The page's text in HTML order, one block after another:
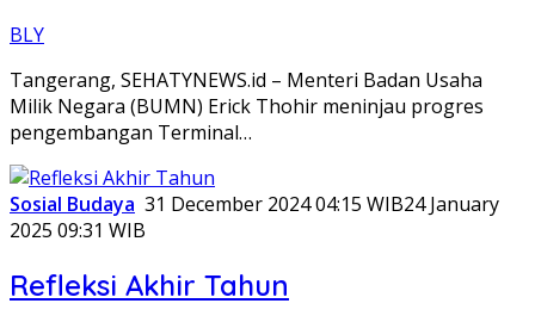
BLY
Tangerang, SEHATYNEWS.id – Menteri Badan Usaha
Milik Negara (BUMN) Erick Thohir meninjau progres
pengembangan Terminal…
Sosial Budaya 31 December 2024 04:15 WIB24 January
2025 09:31 WIB
Refleksi Akhir Tahun